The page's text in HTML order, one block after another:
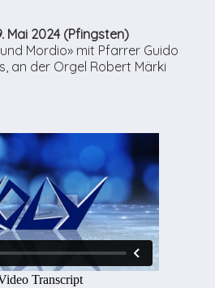
Mai 2024 (Pfingsten)
Mordio» mit Pfarrer Guido
an der Orgel Robert Märki